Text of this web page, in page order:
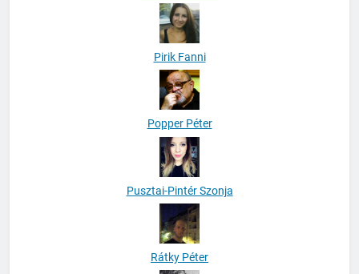
Pirik Fanni
Popper Péter
Pusztai-Pintér Szonja
Rátky Péter